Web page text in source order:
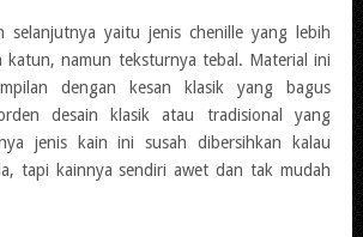
selanjutnya yaitu jenis chenille yang lebih
katun, namun teksturnya tebal. Material ini
dengan kesan klasik yang bagus
desain klasik atau tradisional yang
jenis kain ini susah dibersihkan kalau
tapi kainnya sendiri awet dan tak mudah